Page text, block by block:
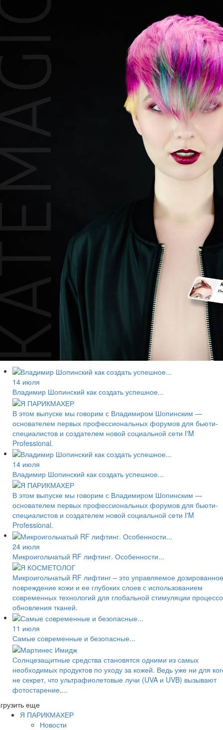
14 июля
Владимир Шопинский как создать успешное...
В этом выпуске мы говорим с Владимиром Шопинским —
основателем первых профессиональных форумов для бьюти-
специалистов и создателем новой социальной сети I'M
Professional.
14 июля
Владимир Шопинский как создать успешное...
В этом выпуске мы говорим с Владимиром Шопинским —
основателем первых профессиональных форумов для бьюти-
специалистов и создателем новой социальной сети I'M
Professional.
24 июля
Микроигольчатый RF лифтинг. Особенности...
Микроигольчатый RF лифтинг – это управляемое дозированное
повреждение кожи и ее глубоких слоев с использованием
современных технологий для глобальной стимуляции
обновления тканей.
11 июля
Самые современные и безопасные...
Солнцезащитные средства становятся одними из самых
необходимых продуктов по уходу за кожей. Ведь уже ни для
не секрет, что ультрафиолетовые лучи (UVA и UVB) вызывают
фотостарение,...
еще
Я ПАРИКМАХЕР
Новости